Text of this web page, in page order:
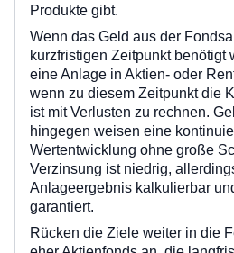
Produkte gibt.
Wenn das Geld aus der
kurzfristigen Zeitpunkt benötigt
eine Anlage in Aktien- oder
wenn zu diesem Zeitpunkt die
ist mit Verlusten zu rechnen.
hingegen weisen eine
Wertentwicklung ohne große
Verzinsung ist niedrig,
Anlageergebnis kalkulierbar
garantiert.
Rücken die Ziele weiter in die